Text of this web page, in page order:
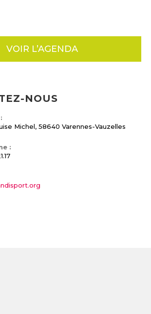
VOIR L’AGENDA
NOUS
Michel, 58640 Varennes-Vauzelles
: